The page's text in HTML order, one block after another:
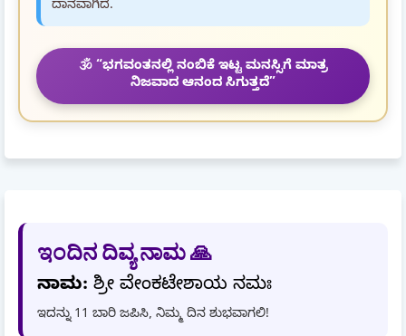
ದಾನವಾಗಿದೆ.
🕉️ “ಭಗವಂತನಲ್ಲಿ ನಂಬಿಕೆ ಇಟ್ಟ ಮನಸ್ಸಿಗೆ ಮಾತ್ರ
ನಿಜವಾದ ಆನಂದ ಸಿಗುತ್ತದೆ”
ಇಂದಿನ ದಿವ್ಯ ನಾಮ 🙏
ನಾಮ: ಶ್ರೀ ವೇಂಕಟೇಶಾಯ ನಮಃ
ಇದನ್ನು 11 ಬಾರಿ ಜಪಿಸಿ, ನಿಮ್ಮ ದಿನ ಶುಭವಾಗಲಿ!